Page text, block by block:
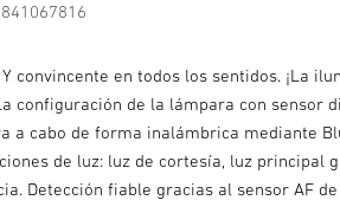
Y convincente en todos los sentidos. ¡La
configuración de la lámpara con sensor
a cabo de forma inalámbrica mediante
de luz: luz de cortesía, luz principal
Detección fiable gracias al sensor AF